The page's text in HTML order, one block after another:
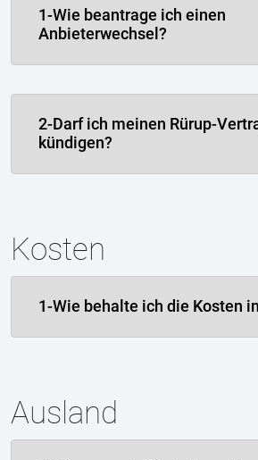
1-Wie beantrage ich einen
Anbieterwechsel?
2-Darf ich meinen Rürup-
kündigen?
Kosten
1-Wie behalte ich die Kosten
Ausland